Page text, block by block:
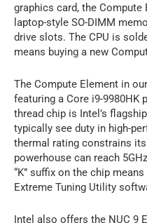
graphics card, the Compute
laptop-style SO-DIMM
drive slots. The CPU is
means buying a new
The Compute Element in
featuring a Core i9-9980HK
thread chip is Intel’s
typically see duty in high-
thermal rating constrains
powerhouse can reach
“K” suffix on the chip
Extreme Tuning Utility
Intel also offers the NUC 9